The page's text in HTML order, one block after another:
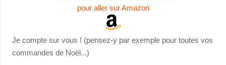
pour aller sur Amazon
Je compte sur vous ! (pensez-y par exemple pour toutes vos
commandes de Noël...)